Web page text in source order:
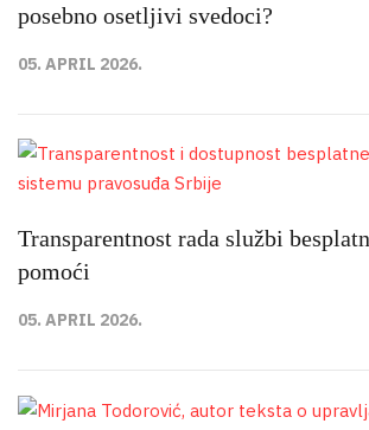
posebno osetljivi svedoci?
05. APRIL 2026.
Transparentnost rada službi
pomoći
05. APRIL 2026.